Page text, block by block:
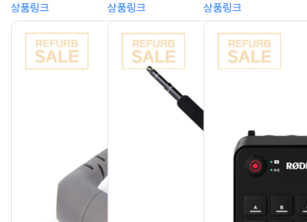
상품링크 상품링크 상품링크